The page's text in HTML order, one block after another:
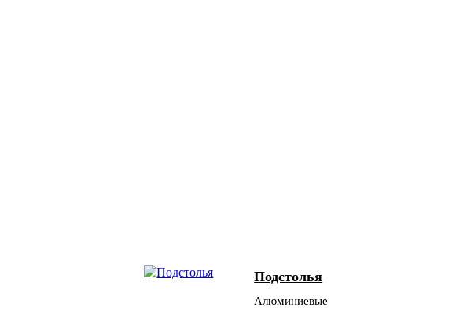
Подстолья
Алюминиевые